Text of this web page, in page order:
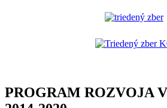
PROGRAM ROZVOJA